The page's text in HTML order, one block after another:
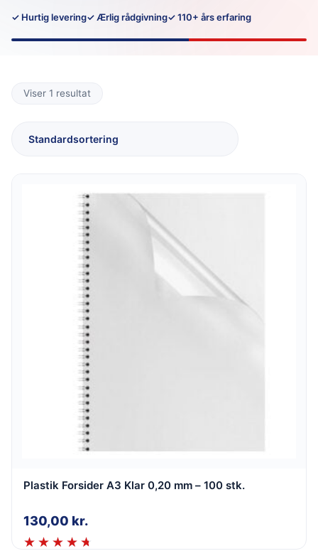
✓ Hurtig levering✓ Ærlig rådgivning✓ 110+ års erfaring
Viser 1 resultat
Plastik Forsider A3 Klar 0,20 mm – 100 stk.
130,00 kr.